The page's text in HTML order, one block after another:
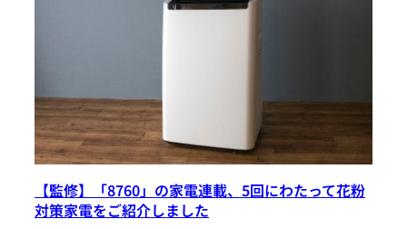
【監修】「8760」の家電連載、5回にわたって花粉
対策家電をご紹介しました